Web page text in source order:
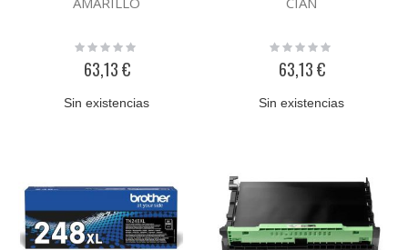
Rating:
63,13 €
Sin existencias
Rating:
63,13 €
Sin existencias